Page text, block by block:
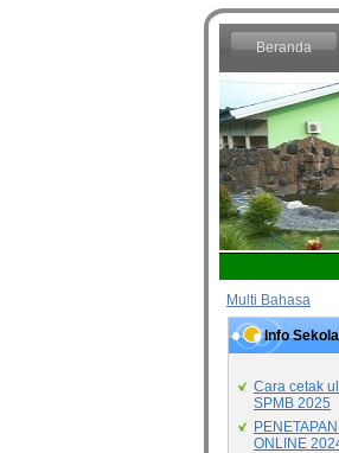
Beranda
Multi Bahasa
Info
Cara cetak
SPMB 2025
ONLINE